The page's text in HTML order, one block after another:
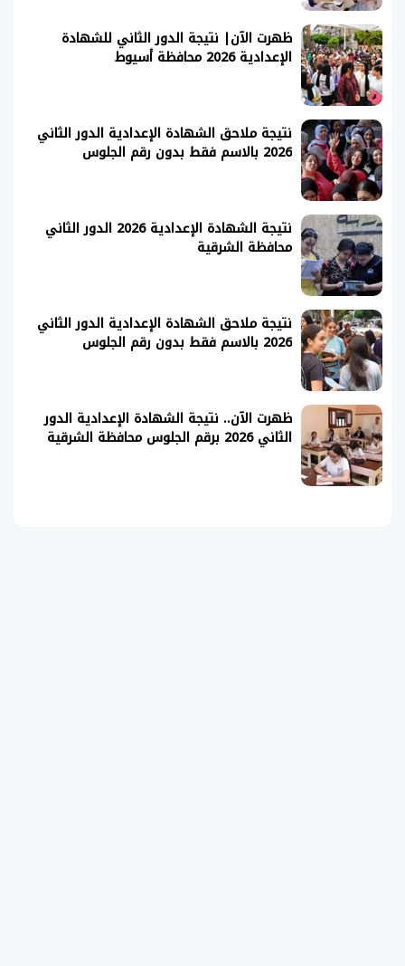
ظهرت الآن| نتيجة الدور الثاني للشهادة
الإعدادية 2026 محافظة أسيوط
نتيجة ملاحق الشهادة الإعدادية الدور الثاني
2026 بالاسم فقط بدون رقم الجلوس
نتيجة الشهادة الإعدادية 2026 الدور الثاني
محافظة الشرقية
نتيجة ملاحق الشهادة الإعدادية الدور الثاني
2026 بالاسم فقط بدون رقم الجلوس
ظهرت الآن.. نتيجة الشهادة الإعدادية الدور
الثاني 2026 برقم الجلوس محافظة الشرقية